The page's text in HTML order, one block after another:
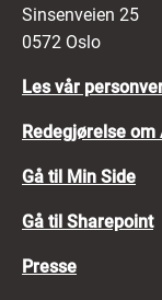
Sinsenveien 25
0572 Oslo
Les vår
Redegjørelse
Gå til Min Side
Gå til Sharepoint
Presse